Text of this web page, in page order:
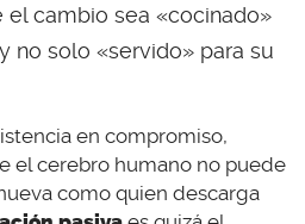
cambio sea «cocinado»
no solo «servido» para su
en compromiso,
el cerebro humano no puede
como quien descarga